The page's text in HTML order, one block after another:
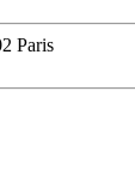
Paris